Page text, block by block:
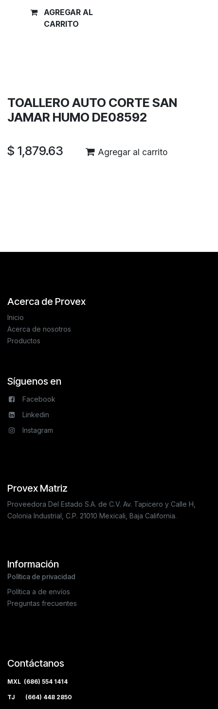
AGREGAR AL
CARRITO
TOALLERO AUTO CORTE SAN
JAMAR HUMO DE08592
$ 1,879.63 Agregar al carrito
Acerca de Provex
Inicio
Acerca de nosotros
Productos
Síguenos en
Facebook
Linkedin
Instagram
Provex Matriz
Proveedora Del Estado S.A. de C.V. Av. Tapicero y Calle H,
Colonia Industrial, C.P. 21010 Mexicali, Baja California.
Información
Política de privacidad
Política a de envíos
Preguntas frecuentes
Contáctanos
MXL (686) 554 1414
TJ (664) 448 2850